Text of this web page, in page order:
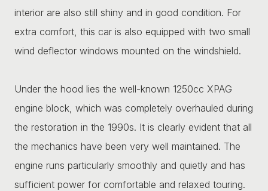
interior are also still shiny and in good condition. For
extra comfort, this car is also equipped with two small
wind deflector windows mounted on the windshield.
Under the hood lies the well-known 1250cc XPAG
engine block, which was completely overhauled during
the restoration in the 1990s. It is clearly evident that all
the mechanics have been very well maintained. The
engine runs particularly smoothly and quietly and has
sufficient power for comfortable and relaxed touring.